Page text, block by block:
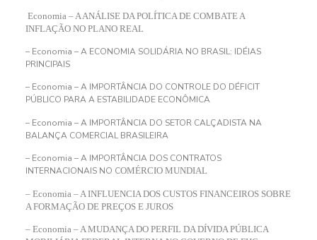
Economia – A ANÁLISE DA POLÍTICA DE COMBATE A
INFLAÇÃO NO PLANO REAL
– Economia – A ECONOMIA SOLIDÁRIA NO BRASIL: IDÉIAS
PRINCIPAIS
– Economia – A IMPORTÂNCIA DO CONTROLE DO DÉFICIT
PÚBLICO PARA A ESTABILIDADE ECONÔMICA
– Economia – A IMPORTÂNCIA DO SETOR CALÇADISTA NA
BALANÇA COMERCIAL BRASILEIRA
– Economia – A IMPORTÂNCIA DOS CONTRATOS
INTERNACIONAIS NO COMÉRCIO MUNDIAL
– Economia – A INFLUENCIA DOS CUSTOS FINANCEIROS SOBRE
A FORMAÇÃO DE PREÇOS E JUROS
– Economia – A MUDANÇA DO PERFIL DA DÍVIDA PÚBLICA